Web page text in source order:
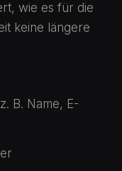
wie es für die
keine längere
B. Name, E-